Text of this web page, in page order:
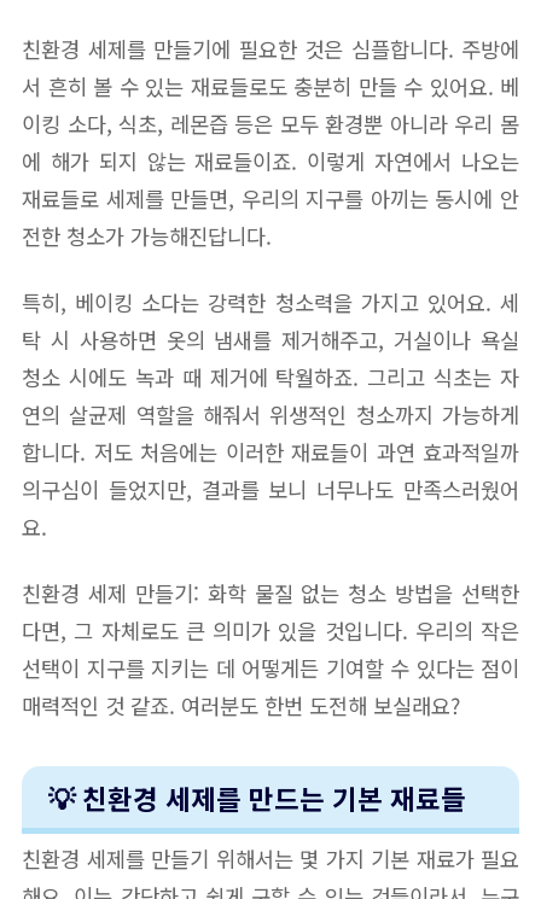
친환경 세제를 만들기에 필요한 것은 심플합니다. 주방에
서 흔히 볼 수 있는 재료들로도 충분히 만들 수 있어요. 베
이킹 소다, 식초, 레몬즙 등은 모두 환경뿐 아니라 우리 몸
에 해가 되지 않는 재료들이죠. 이렇게 자연에서 나오는
재료들로 세제를 만들면, 우리의 지구를 아끼는 동시에 안
전한 청소가 가능해진답니다.
특히, 베이킹 소다는 강력한 청소력을 가지고 있어요. 세
탁 시 사용하면 옷의 냄새를 제거해주고, 거실이나 욕실
청소 시에도 녹과 때 제거에 탁월하죠. 그리고 식초는 자
연의 살균제 역할을 해줘서 위생적인 청소까지 가능하게
합니다. 저도 처음에는 이러한 재료들이 과연 효과적일까
의구심이 들었지만, 결과를 보니 너무나도 만족스러웠어
요.
친환경 세제 만들기: 화학 물질 없는 청소 방법을 선택한
다면, 그 자체로도 큰 의미가 있을 것입니다. 우리의 작은
선택이 지구를 지키는 데 어떻게든 기여할 수 있다는 점이
매력적인 것 같죠. 여러분도 한번 도전해 보실래요?
💡 친환경 세제를 만드는 기본 재료들
친환경 세제를 만들기 위해서는 몇 가지 기본 재료가 필요